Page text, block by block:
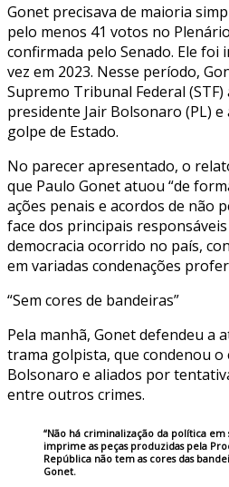
Gonet precisava de maioria
pelo menos 41 votos no
confirmada pelo Senado. Ele foi
vez em 2023. Nesse período,
Supremo Tribunal Federal
presidente Jair Bolsonaro (PL)
golpe de Estado.
No parecer apresentado, o
que Paulo Gonet atuou “de
ações penais e acordos de não
face dos principais
democracia ocorrido no país,
em variadas condenações
“Sem cores de bandeiras”
Pela manhã, Gonet defendeu a
trama golpista, que condenou o
Bolsonaro e aliados por
entre outros crimes.
“Não há criminalização da política
imprime as peças produzidas pela
República não tem as cores das
Gonet.